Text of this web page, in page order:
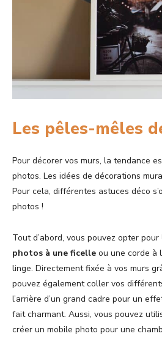
Les pêles-mêles
Pour décorer vos murs, la tendance
photos. Les idées de décorations
Pour cela, différentes astuces déco
photos !
Tout d’abord, vous pouvez opter pour
photos à une ficelle ou une corde à
linge. Directement fixée à vos murs
pouvez également coller vos
l’arrière d’un grand cadre pour un
fait charmant. Aussi, vous pouvez
créer un mobile photo pour une